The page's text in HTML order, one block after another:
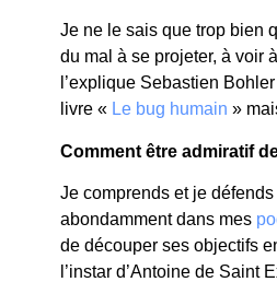
Je ne le sais que trop bien
du mal à se projeter, à voir
l’explique Sebastien
livre « Le bug humain »
Comment être admiratif
Je comprends et je défends
abondamment dans mes
de découper ses objectifs
l’instar d’Antoine de Saint